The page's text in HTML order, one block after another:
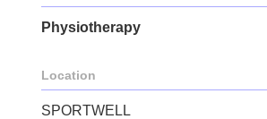
Physiotherapy
Location
SPORTWELL